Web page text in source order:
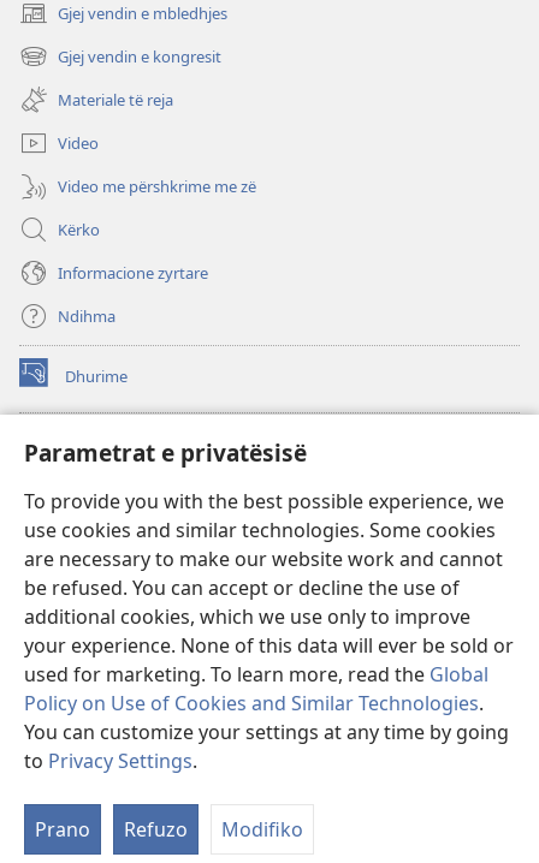
Parametrat e privatësisë
To provide you with the best possible experience, we
use cookies and similar technologies. Some cookies
are necessary to make our website work and cannot
be refused. You can accept or decline the use of
additional cookies, which we use only to improve
your experience. None of this data will ever be sold or
used for marketing. To learn more, read the Global
Policy on Use of Cookies and Similar Technologies.
You can customize your settings at any time by going
to Privacy Settings.
Prano Refuzo Modifiko
Gjej vendin e mbledhjes
(hap
dritare
të
re)
Gjej vendin e kongresit
(hap
dritare
të
re)
Materiale të reja
Video
Video me përshkrime me zë
Kërko
Informacione zyrtare
Ndihma
Dhurime
(hap
dritare
re)
BIBLIOTEKA ONLINE Watchtower
(hap
të
re)
JW Hub
(hap
dritare
të
re)
JW Library
Biblioteka Watchtower
Copyright© 2026 Watch Tower Bible and Tract Society of Pennsylvania.
KUSHTET E PËRDORIMIT